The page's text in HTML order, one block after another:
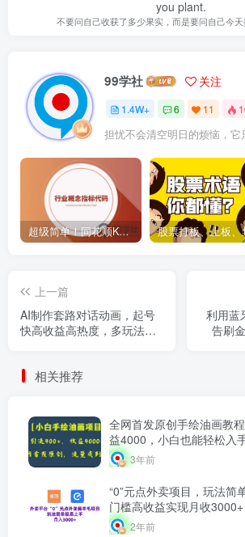
you plant.
不要问自己收获了多少果实，而是要问自己今
99学社 关注
1.4W+ 6 11
担忧不会清空明日的烦恼，
超级简单！同花顺K线界面显示行业概念指标代码图解
上一篇
AI制作套路对话动画，起号
快高收益高热度，多玩法，
利用蓝
告刷
相关推荐
全网首发原创手绘油画教
益4000，小白也能轻松入
3年前
“0”元点外卖项目，玩法简
门槛高收益实现月收3000+
2年前